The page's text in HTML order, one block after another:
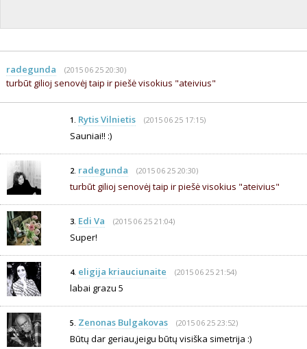
radegunda (2015 06 25 20:30)
turbūt gilioj senovėj taip ir piešė visokius "ateivius"
1. Rytis Vilnietis (2015 06 25 17:15)
Sauniai!! :)
2. radegunda (2015 06 25 20:30)
turbūt gilioj senovėj taip ir piešė visokius "ateivius"
3. Edi Va (2015 06 25 21:04)
Super!
4. eligija kriauciunaite (2015 06 25 21:54)
labai grazu 5
5. Zenonas Bulgakovas (2015 06 25 23:52)
Būtų dar geriau,jeigu būtų visiška simetrija :)